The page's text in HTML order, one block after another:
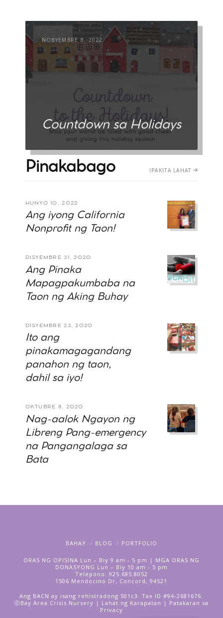
NOBYEMBRE 8, 2022
Countdown sa Holidays
Pinakabago IPAKITA LAHAT
HUNYO 10, 2022
Ang iyong California
Nonprofit ng Taon!
DISYEMBRE 31, 2020
Ang Pinaka
Mapagpakumbaba na
Taon ng Aking Buhay
DISYEMBRE 23, 2020
Ito ang
pinakamagagandang
panahon ng taon,
dahil sa iyo!
OKTUBRE 8, 2020
Nag-aalok Ngayon ng
Libreng Pang-emergency
na Pangangalaga sa
Bata
BAHAY BLOG PORTFOLIO
ORAS NG OPISINA Lun – Biy 9 am - 5 pm | MGA ORAS NG
DONASYONG Lun – Biy 10 am - 5 pm
Telepono: 925.685.8052
1506 Mendocino Dr, Concord, 94521
Ang BACN ay isang rehistradong 501c3. Tax ID #94-2681676.
ⓒBay Area Crisis Nursery | Lahat ng Karapatan | Patakaran sa
Privacy